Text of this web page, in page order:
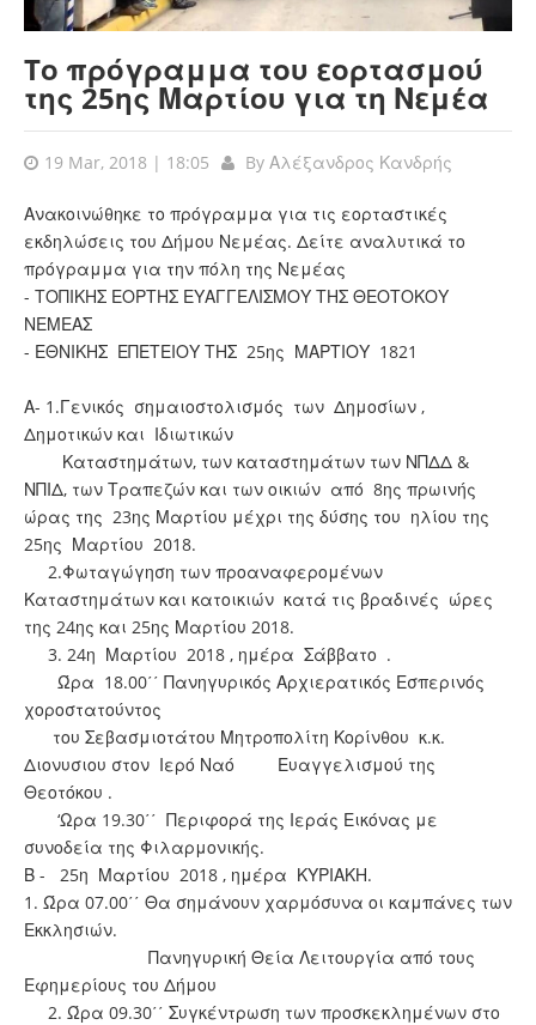
Tο πρόγραμμα του εορτασμού
της 25ης Μαρτίου για τη Νεμέα
19 Mar, 2018 | 18:05 By Αλέξανδρος Κανδρής
Ανακοινώθηκε το πρόγραμμα για τις εορταστικές
εκδηλώσεις του Δήμου Νεμέας. Δείτε αναλυτικά το
πρόγραμμα για την πόλη της Νεμέας
- ΤΟΠΙΚΗΣ ΕΟΡΤΗΣ ΕΥΑΓΓΕΛΙΣΜΟΥ ΤΗΣ ΘΕΟΤΟΚΟΥ
ΝΕΜΕΑΣ
- ΕΘΝΙΚΗΣ ΕΠΕΤΕΙΟΥ ΤΗΣ 25ης ΜΑΡΤΙΟΥ 1821
Α- 1.Γενικός σημαιοστολισμός των Δημοσίων ,
Δημοτικών και Ιδιωτικών
Καταστημάτων, των καταστημάτων των ΝΠΔΔ &
ΝΠΙΔ, των Τραπεζών και των οικιών από 8ης πρωινής
ώρας της 23ης Μαρτίου μέχρι της δύσης του ηλίου της
25ης Μαρτίου 2018.
2.Φωταγώγηση των προαναφερομένων
Καταστημάτων και κατοικιών κατά τις βραδινές ώρες
της 24ης και 25ης Μαρτίου 2018.
3. 24η Μαρτίου 2018 , ημέρα Σάββατο .
Ώρα 18.00΄΄ Πανηγυρικός Αρχιερατικός Εσπερινός
χοροστατούντος
του Σεβασμιοτάτου Μητροπολίτη Κορίνθου κ.κ.
Διονυσιου στον Ιερό Ναό Ευαγγελισμού της
Θεοτόκου .
‘Ωρα 19.30΄΄ Περιφορά της Ιεράς Εικόνας με
συνοδεία της Φιλαρμονικής.
Β - 25η Μαρτίου 2018 , ημέρα ΚΥΡΙΑΚΗ.
1. Ώρα 07.00΄΄ Θα σημάνουν χαρμόσυνα οι καμπάνες των
Εκκλησιών.
Πανηγυρική Θεία Λειτουργία από τους
Εφημερίους του Δήμου
2. Ώρα 09.30΄΄ Συγκέντρωση των προσκεκλημένων στο